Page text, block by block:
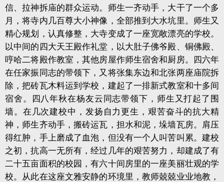
信、拉神拆庙的群众运动。师生一齐动手，大干了一个多
月，将寺内几百尊大小神像，全部推到大水坑里。师生又
精心规划，认真修整，大寺变成了一座宽敞漂亮的学校。
以中间的四大天王殿作礼堂，以大肚子佛爷殿、铜佛殿、
哼哈二将殿作教室，其他房屋作师生宿舍和厨房。四六年
在任家振同志的带领下，又将张集东边和北张两座庙院拆
除，把砖瓦木料运到学校，建起了一排新式教室和十多间
宿舍。四八年秋在杨友云同志带领下，师生又打起了围
墙。在几次建校中，发扬自力更生，艰苦奋斗的抗大精
神，师生齐动手，搬砖运瓦，担水和泥，垛墙瓦房。肩压
得红肿，手上磨成了血泡，但没有一个人叫苦叫累。建校
之初，抗高一无所有，经过几年的艰苦努力，却建成了有
二十五亩面积的校园，有六十间房里的一座美丽壮观的学
校。从此在这座文雅安静的环境里，教师兢兢业业地教，